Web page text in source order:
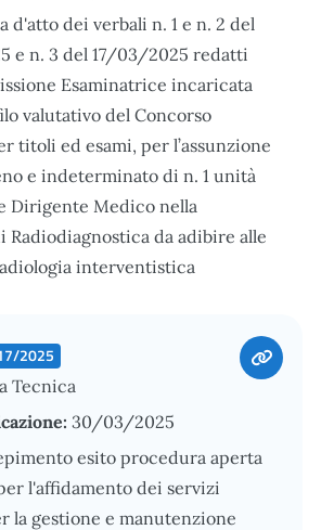
d'atto dei verbali n. 1 e n. 2 del
e n. 3 del 17/03/2025 redatti
Esaminatrice incaricata
valutativo del Concorso
titoli ed esami, per l’assunzione
e indeterminato di n. 1 unità
Dirigente Medico nella
Radiodiagnostica da adibire alle
interventistica
2025
Tecnica
30/03/2025
esito procedura aperta
l'affidamento dei servizi
la gestione e manutenzione